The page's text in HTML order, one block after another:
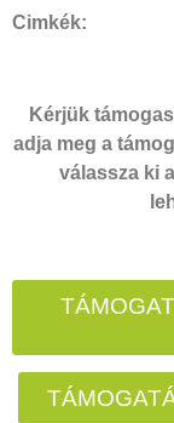
Cimkék:
Kérjük
adja meg a
válassza ki